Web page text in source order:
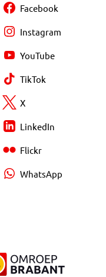
Facebook
Instagram
YouTube
TikTok
X
LinkedIn
Flickr
WhatsApp